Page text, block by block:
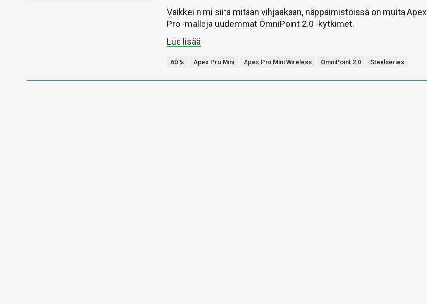
Vaikkei nimi siitä mitään vihjaakaan, näppäimistöissä on muita Apex
Pro -malleja uudemmat OmniPoint 2.0 -kytkimet.
Lue lisää
60 % Apex Pro Mini Apex Pro Mini Wireless OmniPoint 2.0 Steelseries